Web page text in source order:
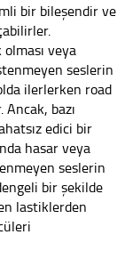
bir bileşendir ve
olması veya
seslerin
ilerlerken road
bazı
edici bir
hasar veya
seslerin
bir şekilde
lastiklerden